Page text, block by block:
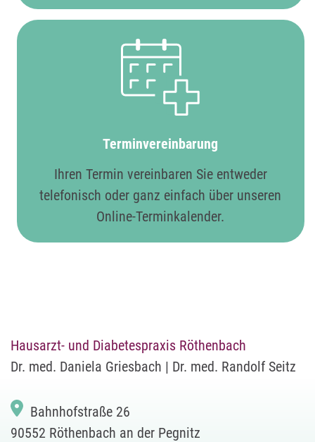
Terminvereinbarung
Ihren Termin vereinbaren Sie entweder
telefonisch oder ganz einfach über unseren
Online-Terminkalender.
Hausarzt- und Diabetespraxis Röthenbach
Dr. med. Daniela Griesbach | Dr. med. Randolf Seitz
Bahnhofstraße 26
90552 Röthenbach an der Pegnitz